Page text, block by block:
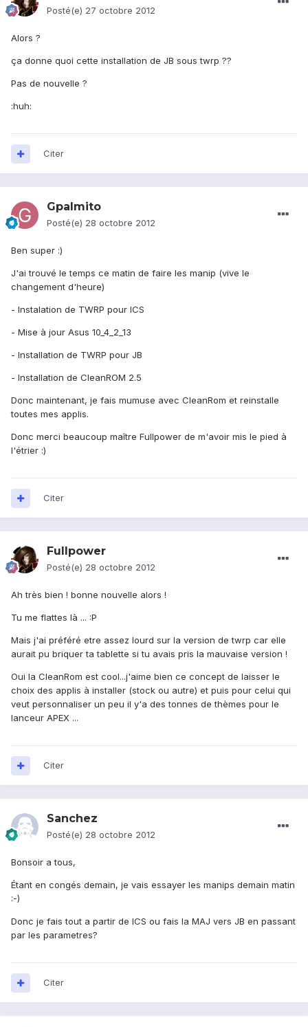
Posté(e) 27 octobre 2012
Alors ?
ça donne quoi cette installation de JB sous twrp ??
Pas de nouvelle ?
:huh:
Citer
Gpalmito
Posté(e) 28 octobre 2012
Ben super :)
J'ai trouvé le temps ce matin de faire les manip (vive le
changement d'heure)
- Instalation de TWRP pour ICS
- Mise à jour Asus 10_4_2_13
- Installation de TWRP pour JB
- Installation de CleanROM 2.5
Donc maintenant, je fais mumuse avec CleanRom et reinstalle
toutes mes applis.
Donc merci beaucoup maître Fullpower de m'avoir mis le pied à
l'étrier :)
Citer
Fullpower
Posté(e) 28 octobre 2012
Ah très bien ! bonne nouvelle alors !
Tu me flattes là ... :P
Mais j'ai préféré etre assez lourd sur la version de twrp car elle
aurait pu briquer ta tablette si tu avais pris la mauvaise version !
Oui la CleanRom est cool...j'aime bien ce concept de laisser le
choix des applis à installer (stock ou autre) et puis pour celui qui
veut personnaliser un peu il y'a des tonnes de thèmes pour le
lanceur APEX ...
Citer
Sanchez
Posté(e) 28 octobre 2012
Bonsoir a tous,
Étant en congés demain, je vais essayer les manips demain matin
:-)
Donc je fais tout a partir de ICS ou fais la MAJ vers JB en passant
par les parametres?
Citer